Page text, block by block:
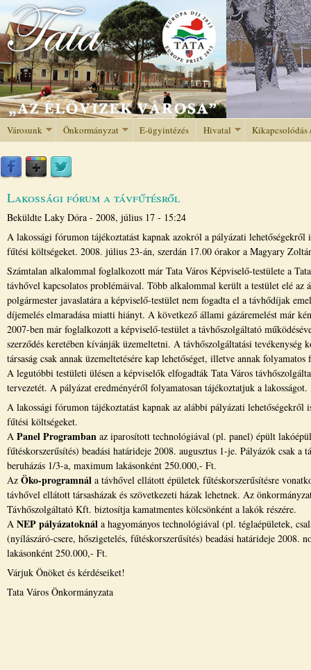
Jump to navigation
Városunk Önkormányzat E-ügyintézés Hivatal Kikapcsolódás
Lakossági fórum a távfűtésről
Beküldte Laky Dóra - 2008, július 17 - 15:24
A lakossági fórumon tájékoztatást kapnak azokról a pályázati
fűtési költségeket. 2008. július 23-án, szerdán 17.00 órakor a Magyary
Számtalan alkalommal foglalkozott már Tata Város Képviselő-testülete a
távhővel kapcsolatos problémáival. Több alkalommal került a testület elé
polgármester javaslatára a képviselő-testület nem fogadta el a távhődíjak
díjemelés elmaradása miatti hiányt. A következő állami gázáremelést már
2007-ben már foglalkozott a képviselő-testület a távhőszolgáltató
szerződés keretében kívánják üzemeltetni. A távhőszolgáltatási tevékenység
társaság csak annak üzemeltetésére kap lehetőséget, illetve annak
A legutóbbi testületi ülésen a képviselők elfogadták Tata Város
tervezetét. A pályázat eredményéről folyamatosan tájékoztatjuk a lakosságot.
A lakossági fórumon tájékoztatást kapnak az alábbi pályázati
fűtési költségeket.
A Panel Programban az iparosított technológiával (pl. panel) épült
fűtéskorszerűsítés) beadási határideje 2008. augusztus 1-je. Pályázók csak
beruházás 1/3-a, maximum lakásonként 250.000,- Ft.
Az Öko-programnál a távhővel ellátott épületek fűtéskorszerűsítésre
távhővel ellátott társasházak és szövetkezeti házak lehetnek. Az
Távhőszolgáltató Kft. biztosítja kamatmentes kölcsönként a lakók részére.
A NEP pályázatoknál a hagyományos technológiával (pl. téglaépületek,
(nyílászáró-csere, hőszigetelés, fűtéskorszerűsítés) beadási határideje
lakásonként 250.000,- Ft.
Várjuk Önöket és kérdéseiket!
Tata Város Önkormányzata